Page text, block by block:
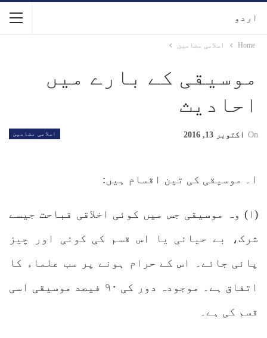
اردو
Home اسلامی مضامین
موسیقی کے بارے میں
احادیث
اسلامی مضامین On اکتوبر 13, 2016
۱۔ موسیقی کی تین اقسام ہیں:
(ا) وہ موسیقی جس میں کوئی اخلاقی قباحت جیسے
شرک، بے حیائی یا اس قسم کی کوئی اور چیز
پائی جائے۔ اس کے حرام ہونے پر سب علماء کا
اتفاق ہے۔ موجودہ دور کی ۹۰ فیصد موسیقی اسی
قسم کی ہے۔